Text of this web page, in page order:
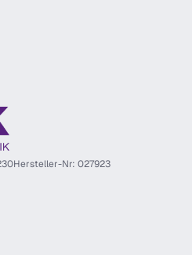
Hersteller-Nr: 027923